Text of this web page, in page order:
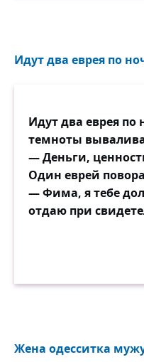
Идут два еврея по
Идут два еврея по
темноты
— Деньги,
Один еврей
— Фима, я тебе
отдаю при
Жена одесситка